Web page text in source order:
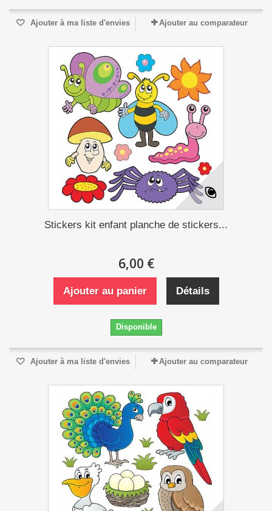
Ajouter à ma liste d'envies Ajouter au comparateur
Stickers kit enfant planche de stickers...
6,00 €
Ajouter au panier Détails
Disponible
Ajouter à ma liste d'envies Ajouter au comparateur